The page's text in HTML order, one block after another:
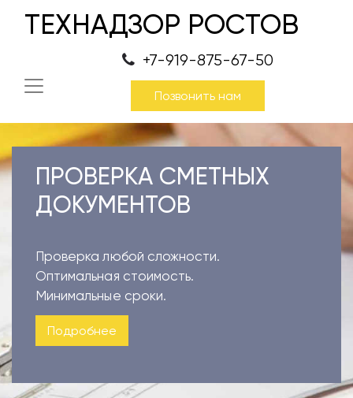
ТЕХНАДЗОР РОСТОВ
+7-919-875-67-50
Позвонить нам
ПРОВЕРКА СМЕТНЫХ
ДОКУМЕНТОВ
Проверка любой сложности.
Оптимальная стоимость.
Минимальные сроки.
Подробнее